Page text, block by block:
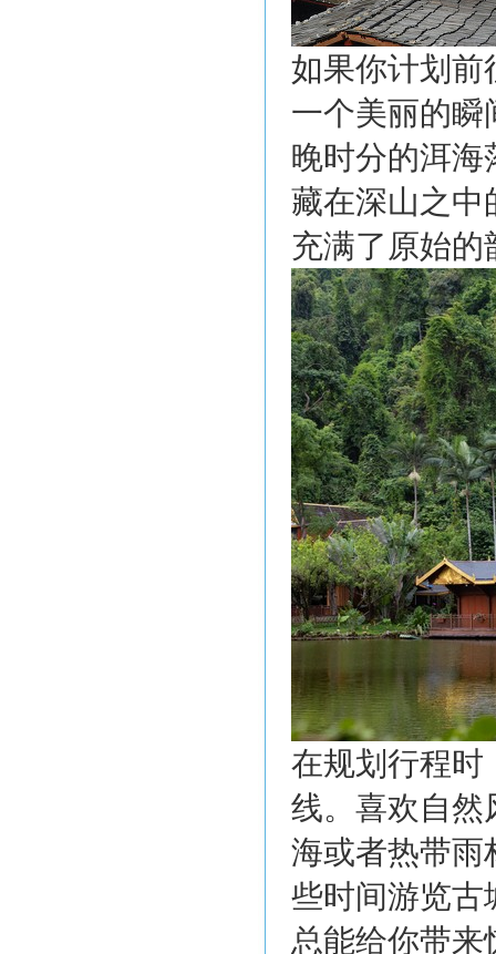
如果你计划前
一个美丽的瞬
晚时分的洱海
藏在深山之中
充满了原始的
在规划行程时
线。喜欢自然
海或者热带雨
些时间游览古
总能给你带来